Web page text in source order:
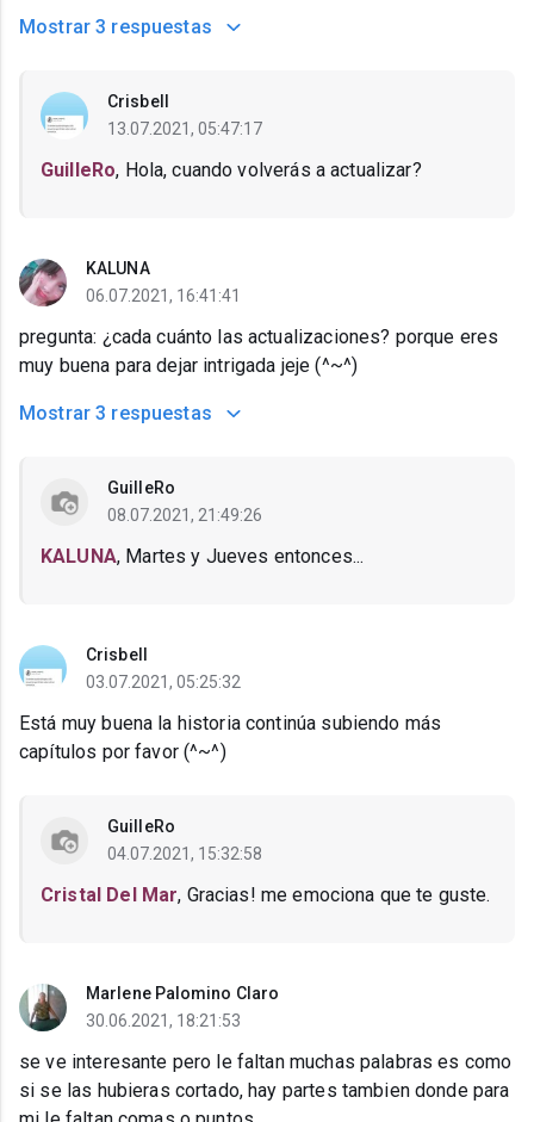
Mostrar 3 respuestas
Crisbell
13.07.2021, 05:47:17
GuilleRo, Hola, cuando volverás a actualizar?
KALUNA
06.07.2021, 16:41:41
pregunta: ¿cada cuánto las actualizaciones? porque eres
muy buena para dejar intrigada jeje (^~^)
Mostrar 3 respuestas
GuilleRo
08.07.2021, 21:49:26
KALUNA, Martes y Jueves entonces...
Crisbell
03.07.2021, 05:25:32
Está muy buena la historia continúa subiendo más
capítulos por favor (^~^)
GuilleRo
04.07.2021, 15:32:58
Cristal Del Mar, Gracias! me emociona que te guste.
Marlene Palomino Claro
30.06.2021, 18:21:53
se ve interesante pero le faltan muchas palabras es como
si se las hubieras cortado, hay partes tambien donde para